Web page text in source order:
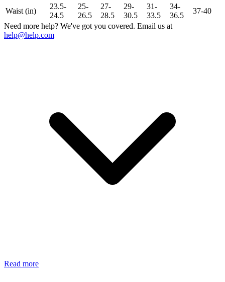
Waist (in)
23.5-
24.5
25-
26.5
27-
28.5
29-
30.5
31-
33.5
34-
36.5
37-40
Need more help? We've got you covered. Email us at
help@help.com
Read more